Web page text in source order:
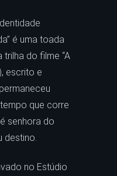
é uma toada
do filme “A
escrito e
que corre
senhora do
destino.
no Estúdio